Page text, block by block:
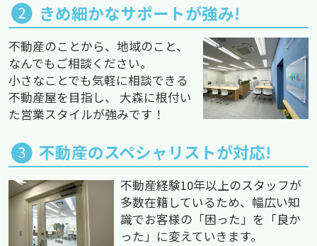
きめ細かなサポートが強み!
不動産のことから、地域のこと、
なんでもご相談ください。
小さなことでも気軽に相談できる
不動産屋を目指し、 大森に根付い
た営業スタイルが強みです！
不動産のスペシャリストが対応!
不動産経験10年以上のスタッフが
多数在籍しているため、幅広い知
識でお客様の「困った」を「良か
った」に変えていきます。